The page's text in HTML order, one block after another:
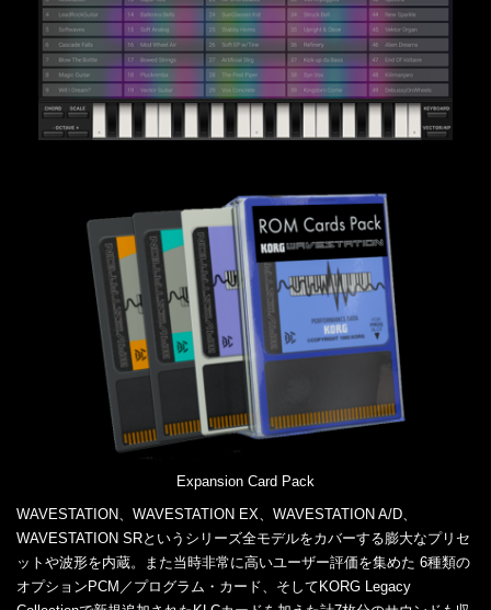
Expansion Card Pack
WAVESTATION、WAVESTATION EX、WAVESTATION A/D、
WAVESTATION SRというシリーズ全モデルをカバーする膨大なプリセ
ットや波形を内蔵。また当時非常に高いユーザー評価を集めた 6種類の
オプションPCM／プログラム・カード、そしてKORG Legacy